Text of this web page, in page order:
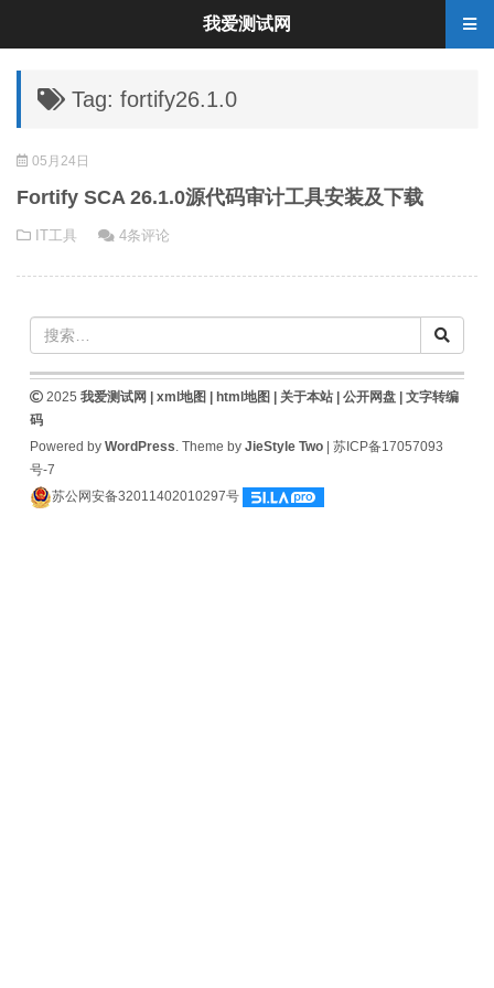
Tag: fortify26.1.0
05月24日
Fortify SCA 26.1.0源代码审计工具安装及下载
IT工具 4条评论
2025 我爱测试网 | xml地图 html地图 关于本站| 公开网盘| 文字转编
码
Powered by WordPress. Theme by JieStyle Two| 苏ICP备17057093
号-7
苏公网安备32011402010297号
我爱测试网